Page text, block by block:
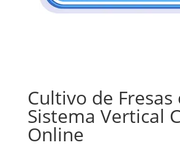
Cultivo de Fresas
Sistema Vertical
Online